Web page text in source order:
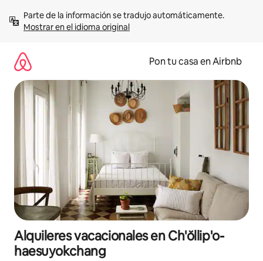
contenidoMostrar en el idioma original
Pon tu casa en Airbnb
Alquileres vacacionales en Ch'ŏllip'o-
haesuyokchang